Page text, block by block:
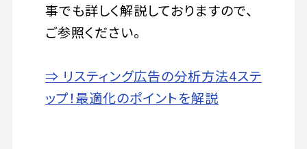
事でも詳しく解説しておりますので、
ご参照ください。
⇒ リスティング広告の分析方法4ステ
ップ！最適化のポイントを解説